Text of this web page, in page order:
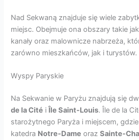
Nad Sekwaną znajduje się wiele
miejsc. Obejmuje ona obszary takie
kanały oraz malownicze nabrzeża,
zarówno mieszkańców, jak i turystów.
Wyspy Paryskie
Na Sekwanie w Paryżu znajdują się
de la Cité iÎle Saint-Louis. Île de la
starożytnego Paryża i miejscem,
katedra Notre-Dame orazSainte-